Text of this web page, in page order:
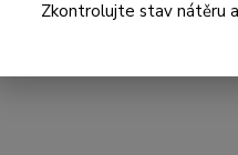
Zkontrolujte stav nátěru